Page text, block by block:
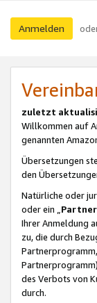
Anmelden
zuletzt
Willkommen auf
genannten
Übersetzungen
den
Natürliche oder
oder ein „Partner
Ihrer Anmeldung
zu, die durch
des Verbots von
durch.